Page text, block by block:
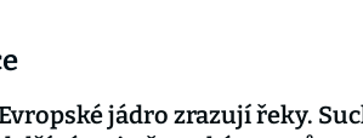
jádro zrazují řeky.